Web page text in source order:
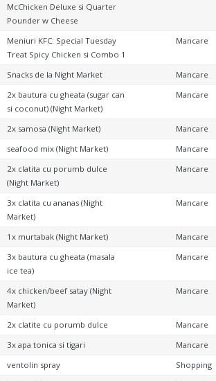
McChicken Deluxe si Quarter
Pounder w Cheese
Meniuri KFC: Special Tuesday
Treat Spicy Chicken si Combo 1
Mancare
Snacks de la Night Market
Mancare
2x bautura cu gheata (sugar can
si coconut) (Night Market)
Mancare
2x samosa (Night Market)
Mancare
seafood mix (Night Market)
Mancare
2x clatita cu porumb dulce
(Night Market)
Mancare
3x clatita cu ananas (Night
Market)
Mancare
1x murtabak (Night Market)
Mancare
3x bautura cu gheata (masala
ice tea)
Mancare
4x chicken/beef satay (Night
Market)
Mancare
2x clatite cu porumb dulce
Mancare
3x apa tonica si tigari
Mancare
ventolin spray
Shopping